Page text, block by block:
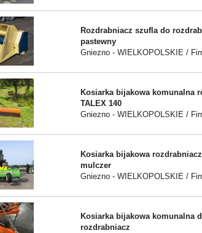
Rozdrabniacz szufla do
pastewny
Gniezno - WIELKOPOLSKIE /
Kosiarka bijakowa komunalna
TALEX 140
Gniezno - WIELKOPOLSKIE /
Kosiarka bijakowa
mulczer
Gniezno - WIELKOPOLSKIE /
Kosiarka bijakowa komunalna
rozdrabniacz